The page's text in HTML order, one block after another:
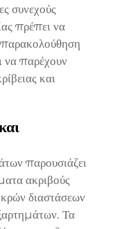
συνεχούς
πρέπει να
να παρέχουν
και
παρουσιάζει
ακριβούς
διαστάσεων
Τα